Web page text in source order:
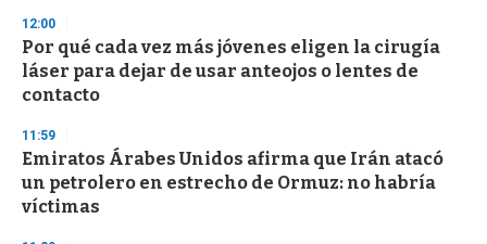
12:00
Por qué cada vez más jóvenes eligen la cirugía
láser para dejar de usar anteojos o lentes de
contacto
11:59
Emiratos Árabes Unidos afirma que Irán atacó
un petrolero en estrecho de Ormuz: no habría
víctimas